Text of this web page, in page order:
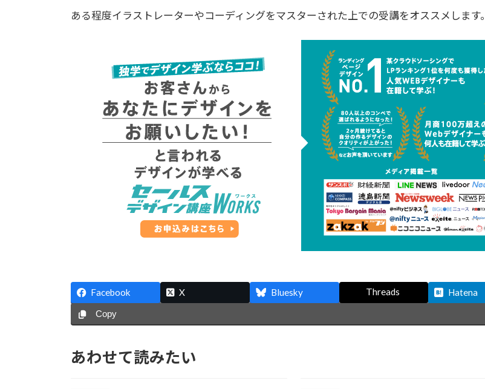
ある程度イラストレーターやコーディングをマスターされた上での受講をオススメします。
Facebook X Bluesky Threads Hatena
Copy
あわせて読みたい